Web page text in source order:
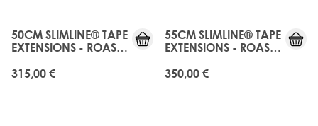
50CM SLIMLINE® TAPE
EXTENSIONS - ROAST
315,00 €
55CM SLIMLINE® TAPE
EXTENSIONS - ROAST
350,00 €